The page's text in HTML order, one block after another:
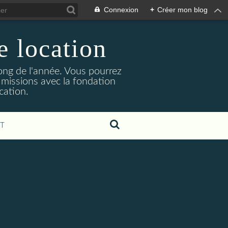
Connexion + Créer mon blog
location
de l'année. Vous pourrez
avec la fondation